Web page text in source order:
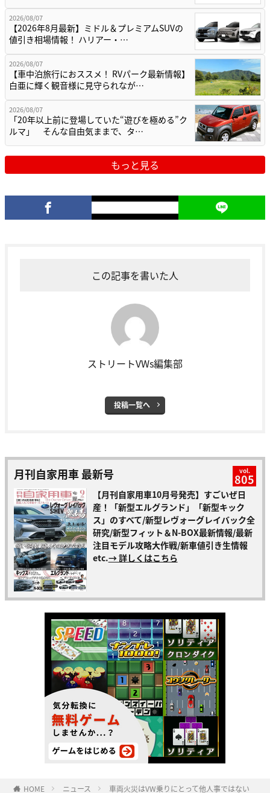
2026/08/07
【2026年8月最新】ミドル＆プレミアムSUVの
値引き相場情報！ ハリアー・…
2026/08/07
【車中泊旅行におススメ！ RVパーク最新情報】
白亜に輝く観音様に見守られなが…
2026/08/07
「20年以上前に登場していた“遊びを極める”ク
ルマ」 そんな自由気ままで、タ…
もっと見る
この記事を書いた人
ストリートVWs編集部
投稿一覧へ
月刊自家用車 最新号 vol.
805
【月刊自家用車10月号発売】すごいぜ日
産！「新型エルグランド」「新型キック
ス」のすべて/新型レヴォーグレイバック全
研究/新型フィット＆N-BOX最新情報/最新
注目モデル攻略大作戦/新車値引き生情報
etc.→ 詳しくはこちら
HOME ニュース 車両火災はVW乗りにとって他人事ではない